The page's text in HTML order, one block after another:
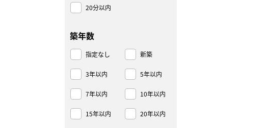
20分以内
築年数
指定なし 新築
3年以内 5年以内
7年以内 10年以内
15年以内 20年以内